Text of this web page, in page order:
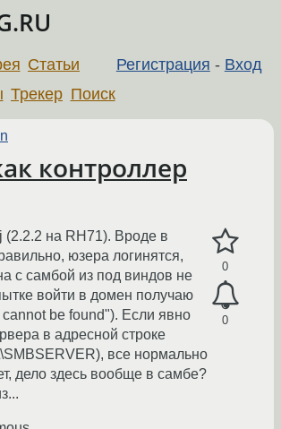
Регистрация - Вход
Статьи
Трекер Поиск
контроллер
0
0
(2.2.2 на RH71). Вроде в
юзера логинятся,
с самбой из под виндов не
войти в домен получаю
be found"). Если явно
в адресной строке
все нормально
дело здесь вообще в самбе?